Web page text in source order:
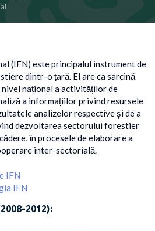
(IFN) este principalul instrument de
dintr-o țară. El are ca sarcină
național a activităților de
a informațiilor privind resursele
analizelor respective şi de a
dezvoltarea sectorului forestier
în procesele de elaborare a
inter-sectorială.
IFN
IFN
2012):